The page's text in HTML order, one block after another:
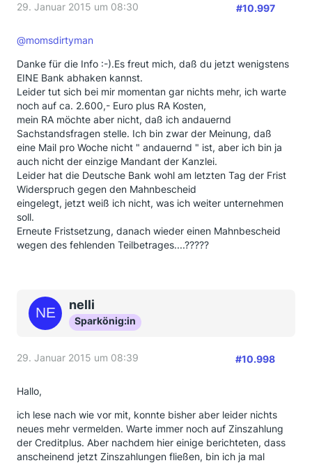
29. Januar 2015 um 08:30 #10.997
@momsdirtyman
Danke für die Info :-).Es freut mich, daß du jetzt wenigstens
EINE Bank abhaken kannst.
Leider tut sich bei mir momentan gar nichts mehr, ich warte
noch auf ca. 2.600,- Euro plus RA Kosten,
mein RA möchte aber nicht, daß ich andauernd
Sachstandsfragen stelle. Ich bin zwar der Meinung, daß
eine Mail pro Woche nicht " andauernd " ist, aber ich bin ja
auch nicht der einzige Mandant der Kanzlei.
Leider hat die Deutsche Bank wohl am letzten Tag der Frist
Widerspruch gegen den Mahnbescheid
eingelegt, jetzt weiß ich nicht, was ich weiter unternehmen
soll.
Erneute Fristsetzung, danach wieder einen Mahnbescheid
wegen des fehlenden Teilbetrages....?????
nelli
Sparkönig:in
29. Januar 2015 um 08:39 #10.998
Hallo,
ich lese nach wie vor mit, konnte bisher aber leider nichts
neues mehr vermelden. Warte immer noch auf Zinszahlung
der Creditplus. Aber nachdem hier einige berichteten, dass
anscheinend jetzt Zinszahlungen fließen, bin ich ja mal